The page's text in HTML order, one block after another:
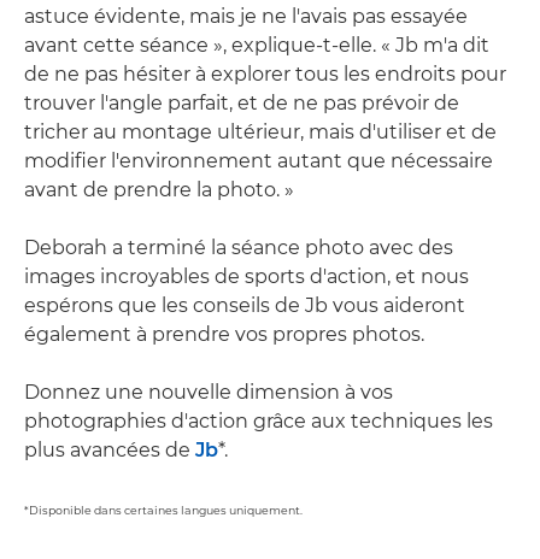
astuce évidente, mais je ne l'avais pas essayée
avant cette séance », explique-t-elle. « Jb m'a dit
de ne pas hésiter à explorer tous les endroits pour
trouver l'angle parfait, et de ne pas prévoir de
tricher au montage ultérieur, mais d'utiliser et de
modifier l'environnement autant que nécessaire
avant de prendre la photo. »
Deborah a terminé la séance photo avec des
images incroyables de sports d'action, et nous
espérons que les conseils de Jb vous aideront
également à prendre vos propres photos.
Donnez une nouvelle dimension à vos
photographies d'action grâce aux techniques les
plus avancées de Jb*.
*Disponible dans certaines langues uniquement.